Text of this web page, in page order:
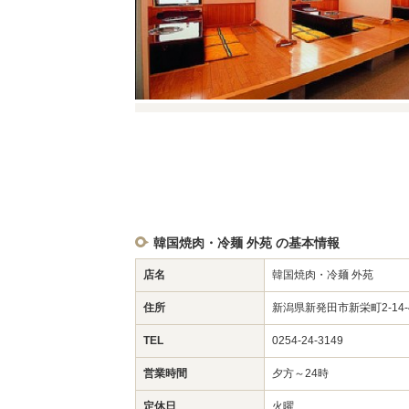
韓国焼肉・冷麺 外苑 の基本情報
店名 韓国焼肉・冷麺 外苑
住所 新潟県新発田市新栄町2-
TEL 0254-24-3149
営業時間 夕方～24時
定休日 火曜